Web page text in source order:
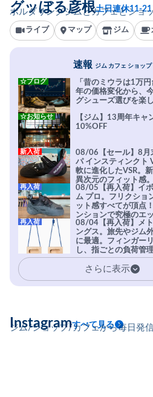
ボルダリングジムとカフェとショ
グッぼる彦根土日連休11-
ライブ マップ ジム
速報 ジム カフェ ショップ
「昔のミウラは1万
年の価格変化から、
グシューズ選びを楽
☆ブログ
【ジム】13周年キャ
10%OFF
☆お知らせ
08/06【セール】8月
パ インスティンクト
軟に進化したVSR。
異次元のフィット感。
新入荷
08/05【再入荷】イ
ム プロ。フリクショ
ット感すべてが頂点
ンションで究極のエ
実現。進化系ラバー
を凌駕する粘着力で
安心感。
再入荷
08/04【再入荷】メ
ングス。旅先やジム
に最適。フィンガー
し、指ごとの負荷管
イマーの指を本気で
再入荷
さらに表示
ジム/ショップ/カフェから毎日発信
Instagramすべて見る